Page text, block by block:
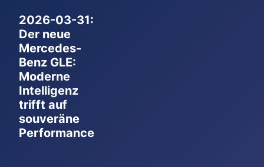
2026-03-31:
Der neue
Mercedes-
Benz GLE:
Moderne
Intelligenz
trifft auf
souveräne
Performance